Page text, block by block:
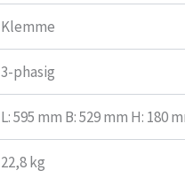
Klemme
3-phasig
L: 595 mm B: 529 mm H: 180
22,8 kg